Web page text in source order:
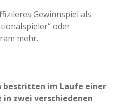
Gewinnspiel als
oder
mehr.
bestritten im Laufe einer
in zwei verschiedenen